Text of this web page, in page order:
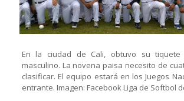
En la ciudad de Cali, obtuvo su
masculino. La novena paisa necesito de
clasificar. El equipo estará en los Juegos
entrante. Imagen: Facebook Liga de Softbol